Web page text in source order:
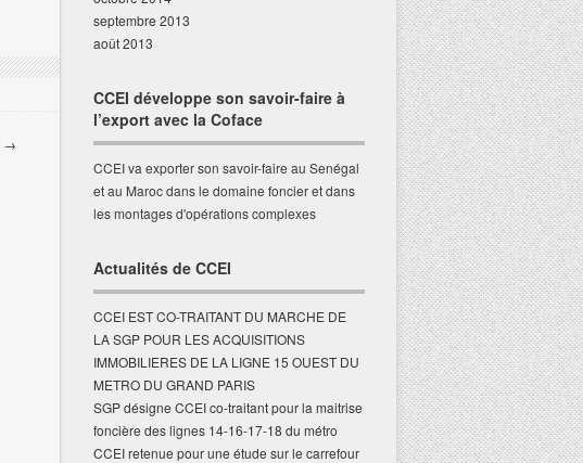
→
septembre 2013
août 2013
CCEI développe son savoir-faire à
l’export avec la Coface
CCEI va exporter son savoir-faire au Senégal
et au Maroc dans le domaine foncier et dans
les montages d'opérations complexes
Actualités de CCEI
CCEI EST CO-TRAITANT DU MARCHE DE
LA SGP POUR LES ACQUISITIONS
IMMOBILIERES DE LA LIGNE 15 OUEST DU
METRO DU GRAND PARIS
SGP désigne CCEI co-traitant pour la maitrise
foncière des lignes 14-16-17-18 du métro
CCEI retenue pour une étude sur le carrefour